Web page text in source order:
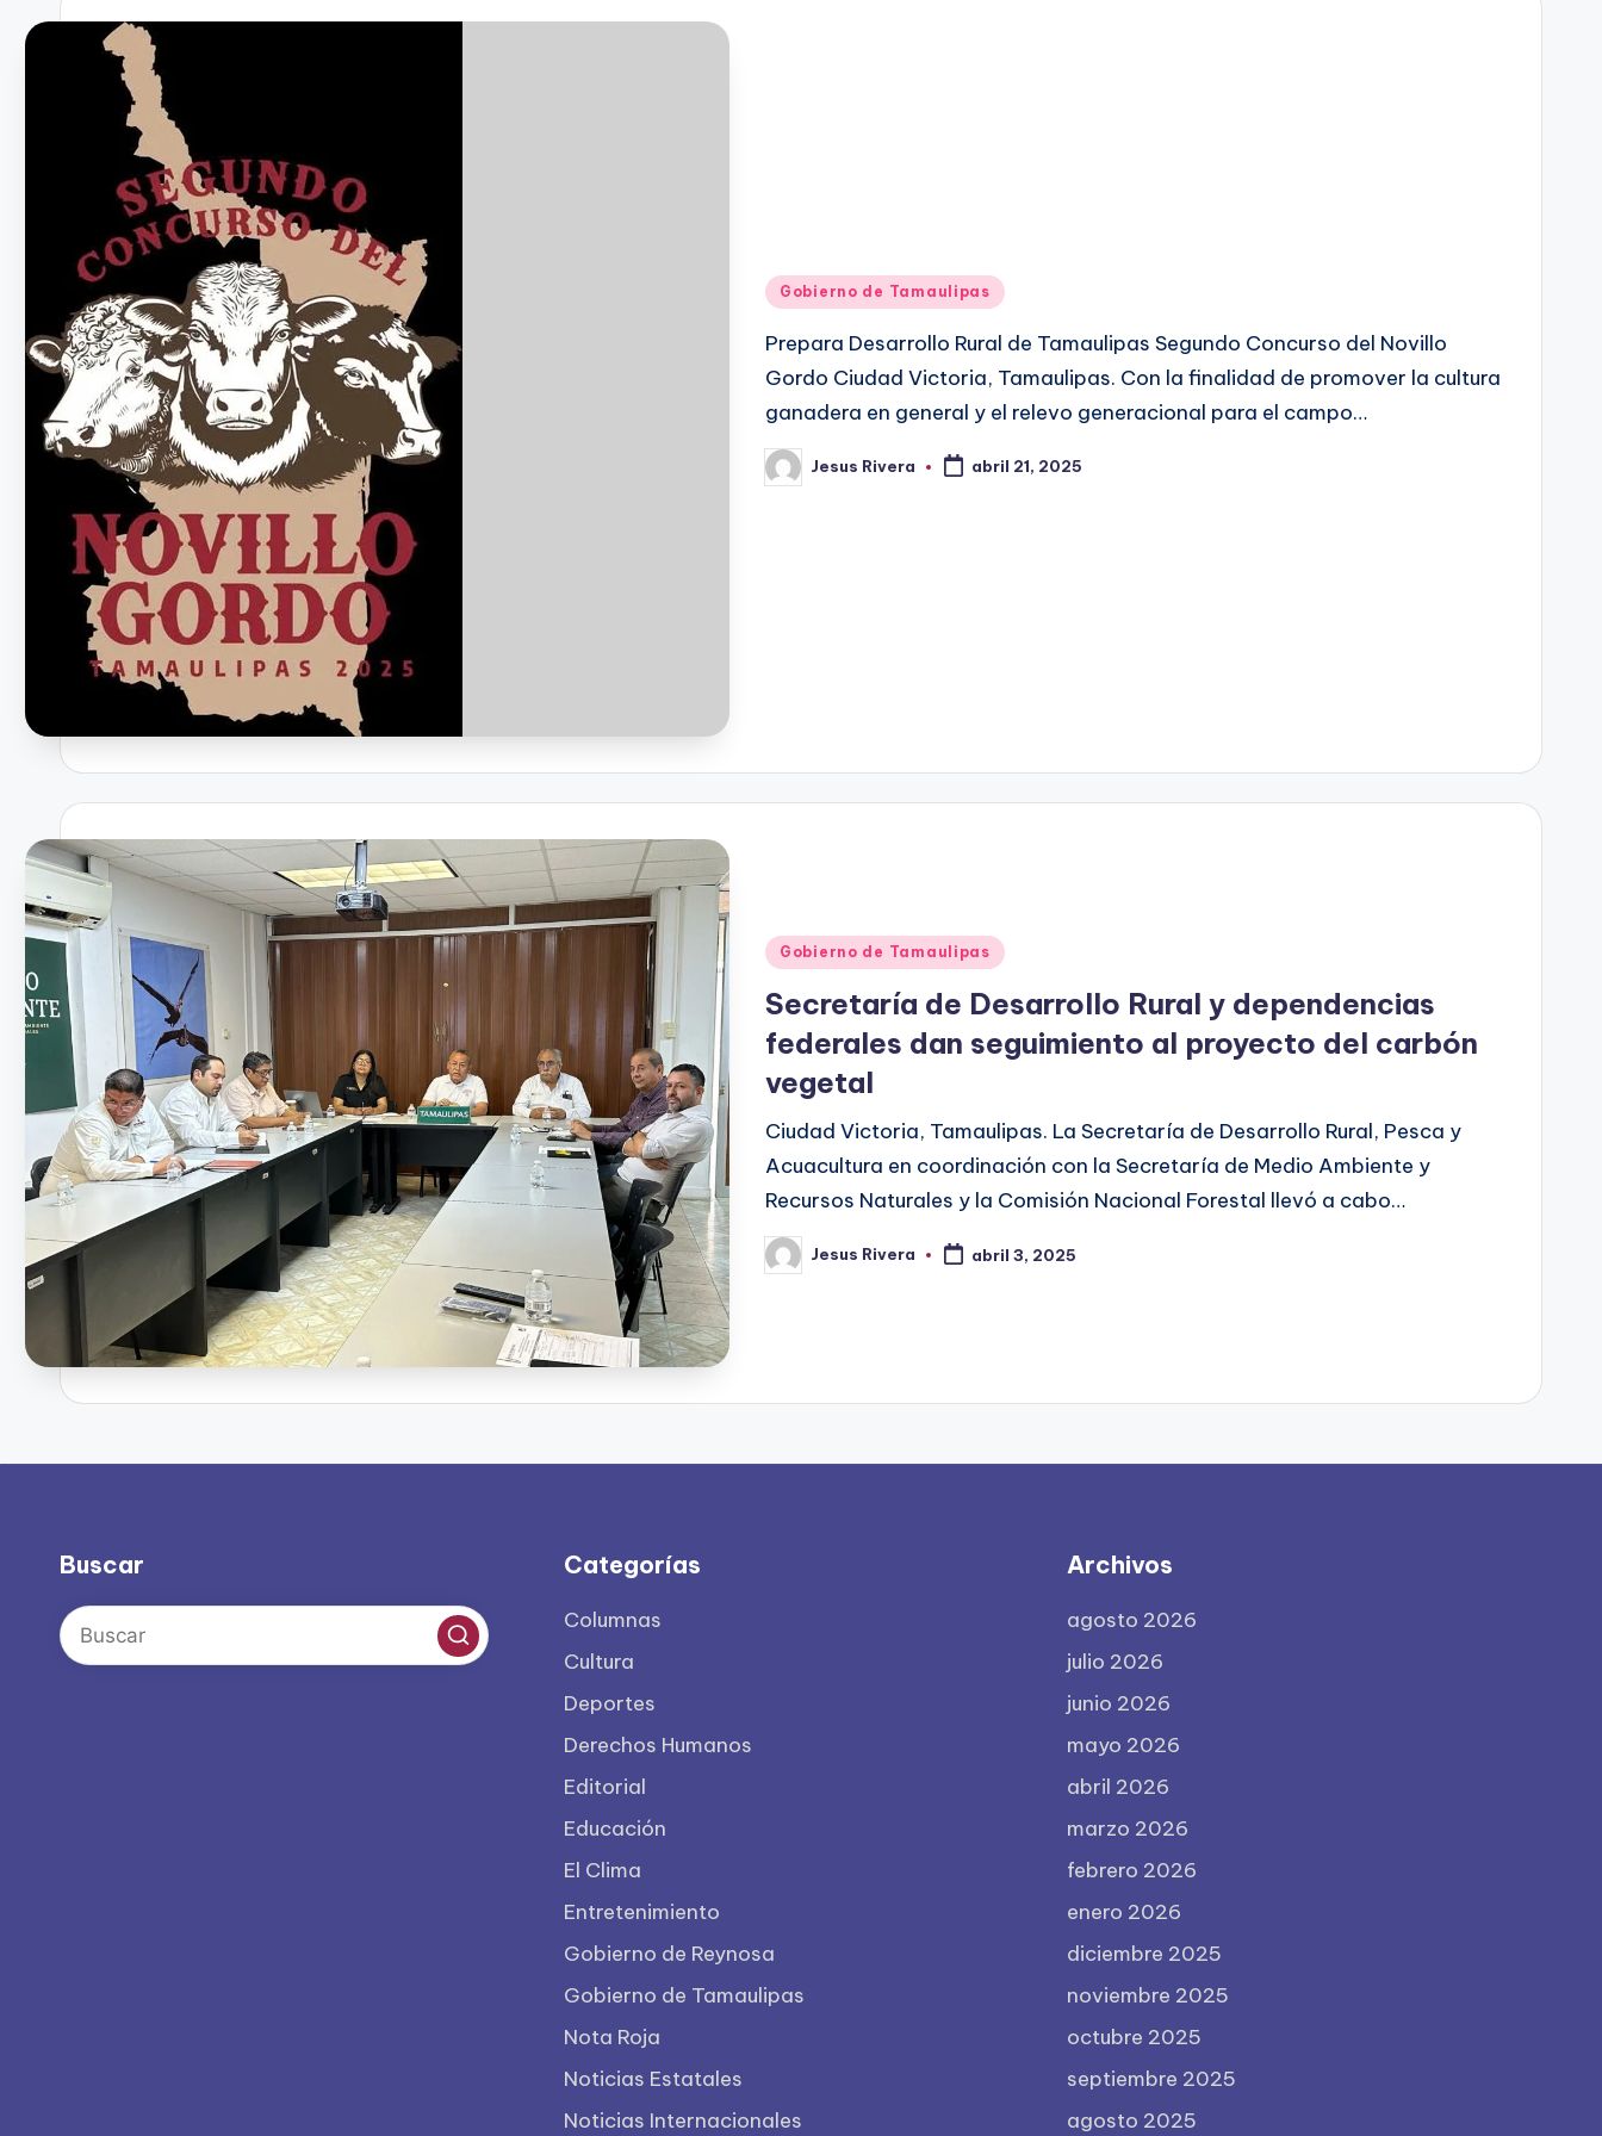
Publicado
Gobierno de Tamaulipas
Prepara Desarrollo Rural de Tamaulipas Segundo Concurso del Novillo
Gordo Ciudad Victoria, Tamaulipas. Con la finalidad de promover la cultura
ganadera en general y el relevo generacional para el campo…
Publicado
por
Jesus Rivera abril 21, 2025
Publicado
Gobierno de Tamaulipas
Secretaría de Desarrollo Rural y dependencias
federales dan seguimiento al proyecto del carbón
vegetal
Ciudad Victoria, Tamaulipas. La Secretaría de Desarrollo Rural, Pesca y
Acuacultura en coordinación con la Secretaría de Medio Ambiente y
Recursos Naturales y la Comisión Nacional Forestal llevó a cabo…
Publicado
por
Jesus Rivera abril 3, 2025
Buscar Categorías
Columnas
Cultura
Deportes
Derechos Humanos
Editorial
Educación
El Clima
Entretenimiento
Gobierno de Reynosa
Gobierno de Tamaulipas
Nota Roja
Noticias Estatales
Noticias Internacionales
Archivos
agosto 2026
julio 2026
junio 2026
mayo 2026
abril 2026
marzo 2026
febrero 2026
enero 2026
diciembre 2025
noviembre 2025
octubre 2025
septiembre 2025
agosto 2025